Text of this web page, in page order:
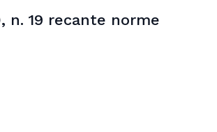
n. 19 recante norme